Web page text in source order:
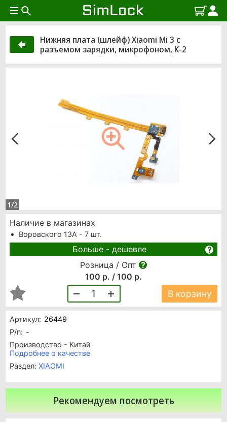
Нижняя плата (шлейф) Xiaomi Mi 3 с
разъемом зарядки, микрофоном, К-2
1/2
Артикул: 26449
P/n: -
Производство - Китай
Подробнее о качестве
Раздел: XIAOMI
Наличие в магазинах
Воровского 13А - 7 шт.
Больше - дешевле
Розница / Опт
100 р. / 100 р.
1 В корзину
Рекомендуем посмотреть